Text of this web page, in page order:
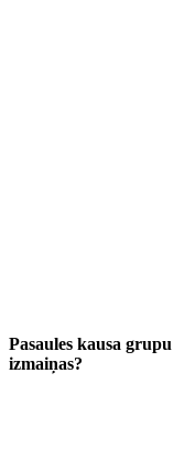
Pasaules kausa
izmaiņas?